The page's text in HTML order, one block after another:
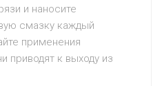
и наносите
смазку каждый
применения
приводят к выходу из